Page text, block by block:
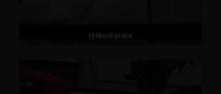
výškové práce